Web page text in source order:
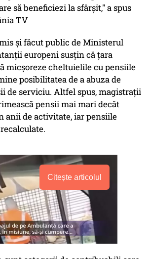
să beneficiezi la sfârşit," a spus
TV
și făcut public de Ministerul
europeni susțin că țara
micșoreze cheltuielile cu pensiile
posibilitatea de a abuza de
de serviciu. Altfel spus, magistrații
pensii mai mari decât
anii de activitate, iar pensiile
Citește articolul